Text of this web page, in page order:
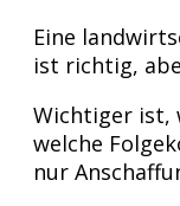
Eine
ist richtig,
Wichtiger ist,
welche
nur